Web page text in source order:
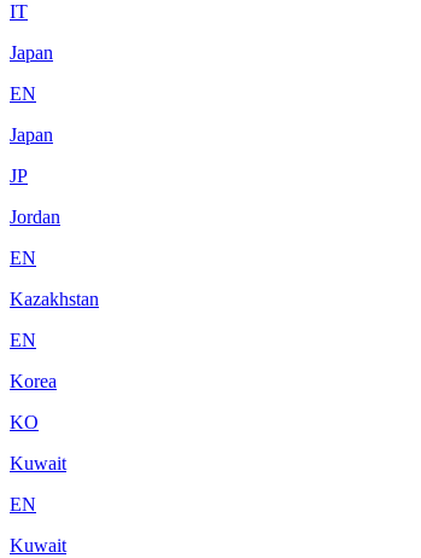
IT
Japan
EN
Japan
JP
Jordan
EN
Kazakhstan
EN
Korea
KO
Kuwait
EN
Kuwait